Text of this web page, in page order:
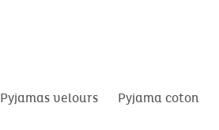
Pyjamas velours Pyjama coton